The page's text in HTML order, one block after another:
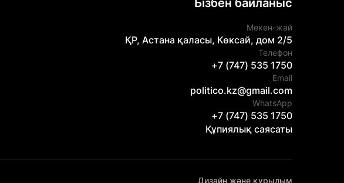
Бізбен байланыс
Мекен-жай
ҚР, Астана қаласы, Көксай, дом 2/5
Телефон
+7 (747) 535 1750
Email
politico.kz@gmail.com
WhatsApp
+7 (747) 535 1750
Құпиялық саясаты
Дизайн және құрылым